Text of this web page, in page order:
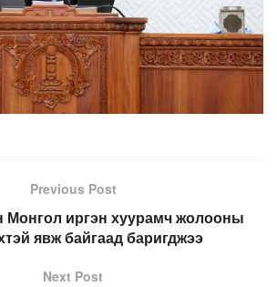
Previous Post
Монгол иргэн хуурамч жолооны
явж байгаад баригджээ
Next Post